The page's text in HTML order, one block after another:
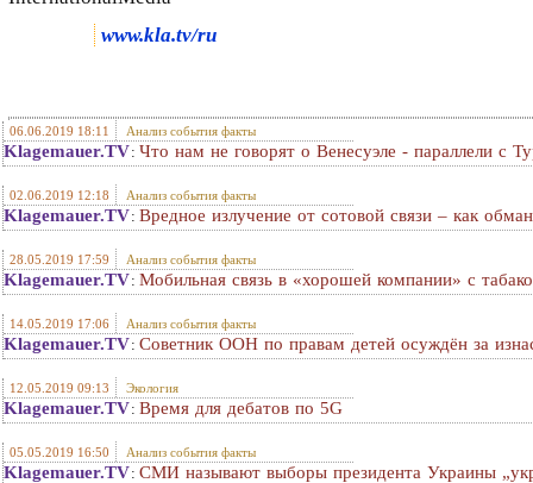
www.kla.tv/ru
06.06.2019 18:11 Анализ события факты
Klagemauer.TV: Что нам не говорят о Венесуэле - параллели с
02.06.2019 12:18 Анализ события факты
Klagemauer.TV: Вредное излучение от сотовой связи – как
28.05.2019 17:59 Анализ события факты
Klagemauer.TV: Мобильная связь в «хорошей компании» с
14.05.2019 17:06 Анализ события факты
Klagemauer.TV: Советник ООН по правам детей осуждён за
12.05.2019 09:13 Экология
Klagemauer.TV: Время для дебатов по 5G
05.05.2019 16:50 Анализ события факты
Klagemauer.TV: СМИ называют выборы президента Украины